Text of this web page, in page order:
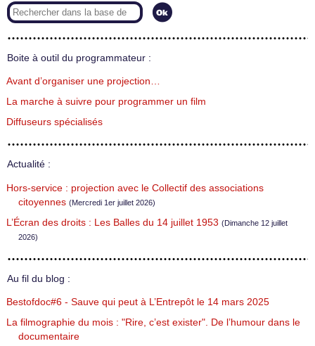
Boite à outil du programmateur :
Avant d’organiser une projection…
La marche à suivre pour programmer un film
Diffuseurs spécialisés
Actualité :
Hors-service : projection avec le Collectif des associations
citoyennes (Mercredi 1er juillet 2026)
L’Écran des droits : Les Balles du 14 juillet 1953 (Dimanche 12 juillet
2026)
Au fil du blog :
Bestofdoc#6 - Sauve qui peut à L’Entrepôt le 14 mars 2025
La filmographie du mois : "Rire, c’est exister". De l’humour dans le
documentaire